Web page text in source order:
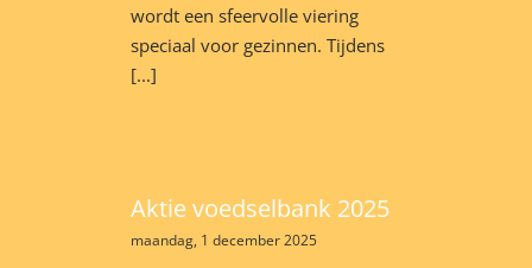
wordt een sfeervolle viering
speciaal voor gezinnen. Tijdens
[...]
Aktie voedselbank 2025
maandag, 1 december 2025